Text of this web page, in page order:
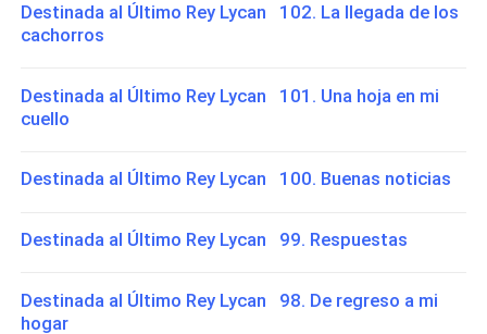
Destinada al Último Rey Lycan 102. La llegada de los
cachorros
Destinada al Último Rey Lycan 101. Una hoja en mi
cuello
Destinada al Último Rey Lycan 100. Buenas noticias
Destinada al Último Rey Lycan 99. Respuestas
Destinada al Último Rey Lycan 98. De regreso a mi
hogar